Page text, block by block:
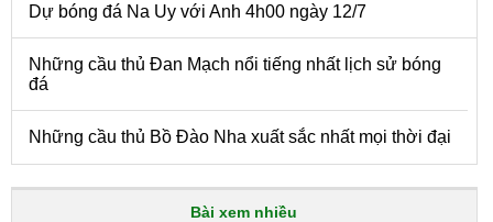
Dự bóng đá Na Uy với Anh 4h00 ngày 12/7
Những cầu thủ Đan Mạch nổi tiếng nhất lịch sử bóng
đá
Những cầu thủ Bồ Đào Nha xuất sắc nhất mọi thời đại
Bài xem nhiều